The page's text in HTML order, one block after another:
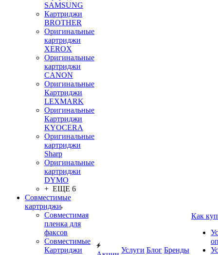
SAMSUNG
Картриджи
BROTHER
Оригинальные
картриджи
XEROX
Оригинальные
картриджи
CANON
Оригинальные
Картриджи
LEXMARK
Оригинальные
Картриджи
KYOCERA
Оригинальные
картриджи
Sharp
Оригинальные
картриджи
DYMO
+ ЕЩЕ 6
Совместимые
картриджи
Совместимая
пленка для
факсов
Совместимые
Картриджи
Услуги Блог Бренды
Как